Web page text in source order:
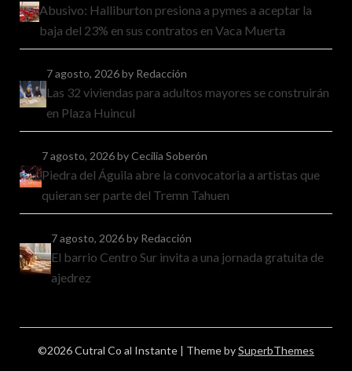
Abusivo: Halliburton presiona a pymes a aceptar la
baja del 23% en sus contratos en Vaca Muerta
7 agosto, 2026by Redacción
Las 32 viviendas para adultos mayores se construirán
en Plaza Huincul
7 agosto, 2026by Cecilia Soberón
Piedra del Águila abre la convocatoria a artistas que
quieran ser parte del Tremn Tahuen
7 agosto, 2026by Redacción
El barrio Centro Sur invita a una jornada gratuita de
ajedrez
©2026 Cutral Co al Instante | Theme bySuperbThemes